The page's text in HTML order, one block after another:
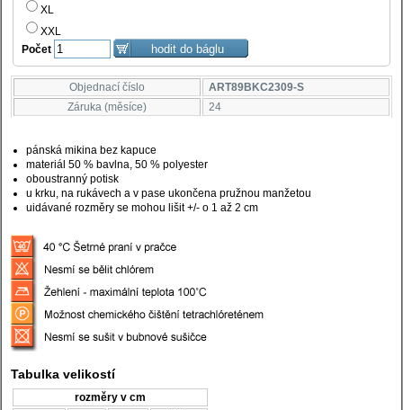
XL
XXL
Počet
Objednací číslo
ART89BKC2309-S
Záruka (měsíce)
24
pánská mikina bez kapuce
materiál 50 % bavlna, 50 % polyester
oboustranný potisk
u krku, na rukávech a v pase ukončena pružnou manžetou
uidávané rozměry se mohou lišit +/- o 1 až 2 cm
Tabulka velikostí
rozměry v cm